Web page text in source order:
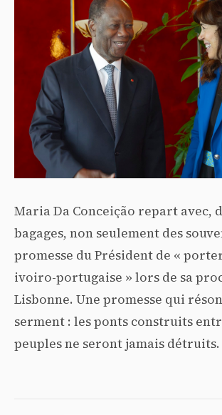
Maria Da Conceição repart avec,
bagages, non seulement des
promesse du Président de «
ivoiro-portugaise » lors de sa
Lisbonne. Une promesse qui
serment : les ponts construits
peuples ne seront jamais détruits.